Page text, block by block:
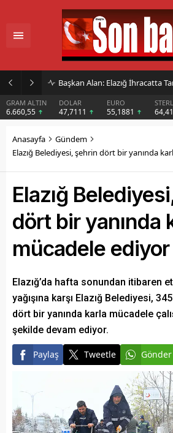
İmar Kararı Mahkemeye Taşındı
DOLAR
47,7111
EURO
55,1881
STERLİN
64,4139
BIST
Anasayfa
Gündem
Elazığ Belediyesi, şehrin dört bir yanında
Elazığ
dört bir yanında
mücadele ediyor
Elazığ’da hafta sonundan itibaren
yağışına karşı Elazığ Belediyesi,
dört bir yanında karla mücadele
şekilde devam ediyor.
Paylaş Tweetle Gönder